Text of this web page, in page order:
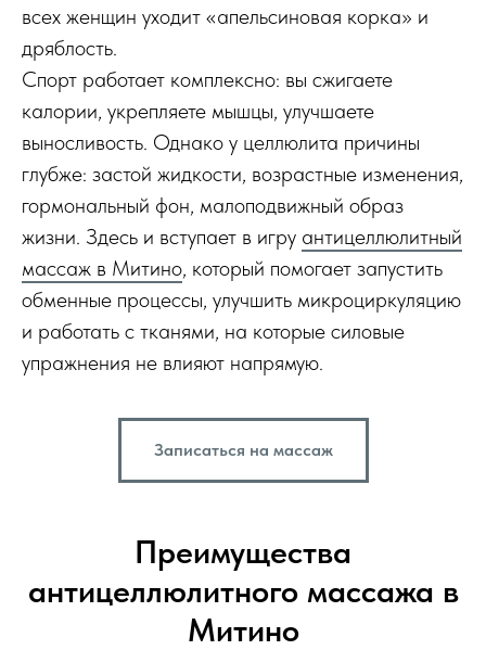
всех женщин уходит «апельсиновая корка» и
дряблость.
Спорт работает комплексно: вы сжигаете
калории, укрепляете мышцы, улучшаете
выносливость. Однако у целлюлита причины
глубже: застой жидкости, возрастные изменения,
гормональный фон, малоподвижный образ
жизни. Здесь и вступает в игру антицеллюлитный
массаж в Митино, который помогает запустить
обменные процессы, улучшить микроциркуляцию
и работать с тканями, на которые силовые
упражнения не влияют напрямую.
Записаться на массаж
Преимущества
антицеллюлитного массажа в
Митино